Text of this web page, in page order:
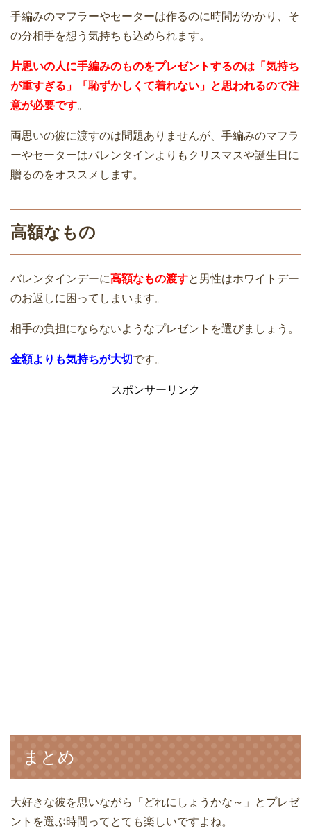
手編みのマフラーやセーターは作るのに時間がかかり、そ
の分相手を想う気持ちも込められます。
片思いの人に手編みのものをプレゼントするのは「気持ち
が重すぎる」「恥ずかしくて着れない」と思われるので注
意が必要です。
両思いの彼に渡すのは問題ありませんが、手編みのマフラ
ーやセーターはバレンタインよりもクリスマスや誕生日に
贈るのをオススメします。
高額なもの
バレンタインデーに高額なもの渡すと男性はホワイトデー
のお返しに困ってしまいます。
相手の負担にならないようなプレゼントを選びましょう。
金額よりも気持ちが大切です。
スポンサーリンク
まとめ
大好きな彼を思いながら「どれにしょうかな～」とプレゼ
ントを選ぶ時間ってとても楽しいですよね。